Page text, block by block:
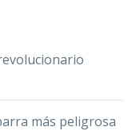
más peligrosa